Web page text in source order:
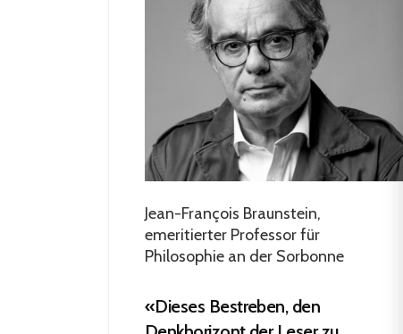
Jean-François Braunstein,
emeritierter Professor für
Philosophie an der Sorbonne
«Dieses Bestreben, den